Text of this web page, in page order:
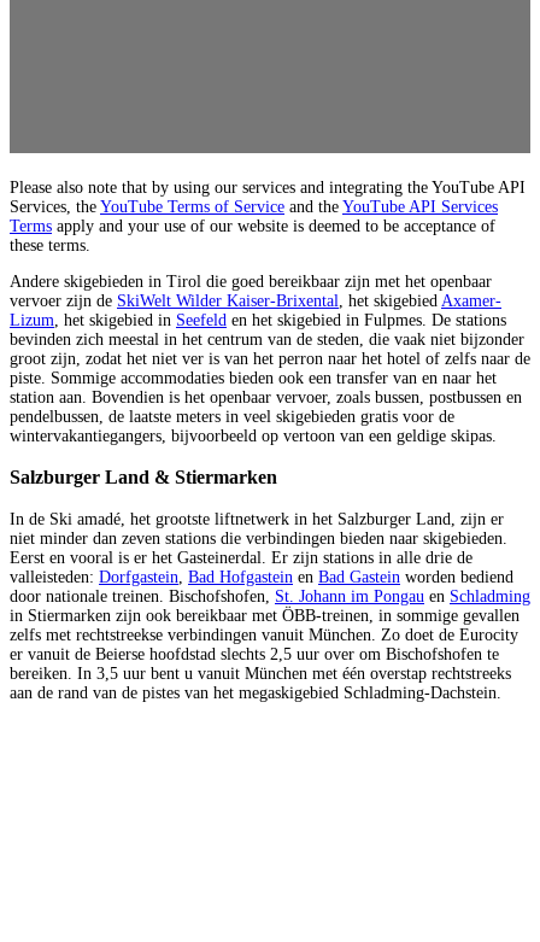
Please also note that by using our services and integrating the YouTube API
Services, the YouTube Terms of Service and the YouTube API Services
Terms apply and your use of our website is deemed to be acceptance of
these terms.
Andere skigebieden in Tirol die goed bereikbaar zijn met het openbaar
vervoer zijn de SkiWelt Wilder Kaiser-Brixental , het skigebied Axamer-
Lizum , het skigebied in Seefeld en het skigebied in Fulpmes. De stations
bevinden zich meestal in het centrum van de steden, die vaak niet bijzonder
groot zijn, zodat het niet ver is van het perron naar het hotel of zelfs naar de
piste. Sommige accommodaties bieden ook een transfer van en naar het
station aan. Bovendien is het openbaar vervoer, zoals bussen, postbussen en
pendelbussen, de laatste meters in veel skigebieden gratis voor de
wintervakantiegangers, bijvoorbeeld op vertoon van een geldige skipas.
Salzburger Land & Stiermarken
In de Ski amadé, het grootste liftnetwerk in het Salzburger Land, zijn er
niet minder dan zeven stations die verbindingen bieden naar skigebieden.
Eerst en vooral is er het Gasteinerdal. Er zijn stations in alle drie de
valleisteden: Dorfgastein Bad Hofgastein en Bad Gastein worden bediend
door nationale treinen. Bischofshofen, St. Johann im Pongau en Schladming
in Stiermarken zijn ook bereikbaar met ÖBB-treinen, in sommige gevallen
zelfs met rechtstreekse verbindingen vanuit München. Zo doet de Eurocity
er vanuit de Beierse hoofdstad slechts 2,5 uur over om Bischofshofen te
bereiken. In 3,5 uur bent u vanuit München met één overstap rechtstreeks
aan de rand van de pistes van het megaskigebied Schladming-Dachstein.